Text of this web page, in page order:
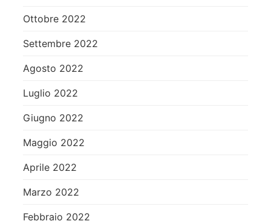
Ottobre 2022
Settembre 2022
Agosto 2022
Luglio 2022
Giugno 2022
Maggio 2022
Aprile 2022
Marzo 2022
Febbraio 2022